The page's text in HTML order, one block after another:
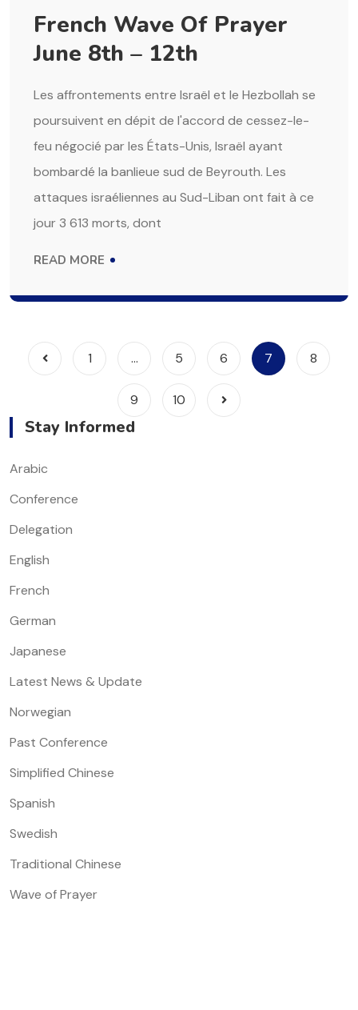
French Wave Of Prayer
June 8th – 12th
Les affrontements entre Israël et le Hezbollah se
poursuivent en dépit de l'accord de cessez-le-
feu négocié par les États-Unis, Israël ayant
bombardé la banlieue sud de Beyrouth. Les
attaques israéliennes au Sud-Liban ont fait à ce
jour 3 613 morts, dont
READ MORE
1 … 5 6 7 8
9 10
Stay Informed
Arabic
Conference
Delegation
English
French
German
Japanese
Latest News & Update
Norwegian
Past Conference
Simplified Chinese
Spanish
Swedish
Traditional Chinese
Wave of Prayer